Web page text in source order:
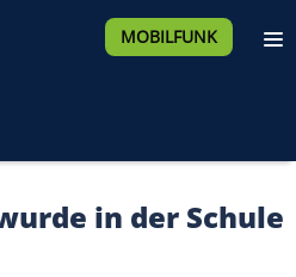
MOBILFUNK
in der Schule